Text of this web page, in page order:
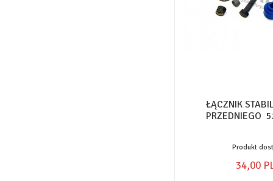
ŁĄCZNIK
PRZEDNIEGO
Produkt
34,00